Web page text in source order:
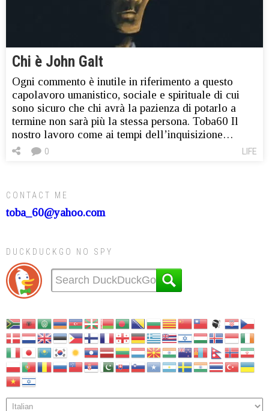
Chi è John Galt
Ogni commento è inutile in riferimento a questo
capolavoro umanistico, sociale e spirituale di cui
sono sicuro che chi avrà la pazienza di potarlo a
termine non sarà più la stessa persona. Toba60 Il
nostro lavoro come ai tempi dell’inquisizione…
LIFE
0
CONTACT ME
toba_60@yahoo.com
DUCKDUCKGO NO SPY